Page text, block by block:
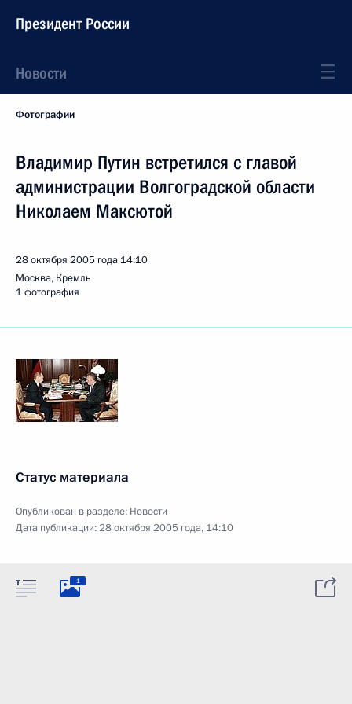
Президент России
Новости
Фотографии
Владимир Путин встретился с главой
администрации Волгоградской области
Николаем Максютой
28 октября 2005 года 14:10
Москва, Кремль
1 фотография
Статус материала
Опубликован в разделе: Новости
Дата публикации:28 октября 2005 года, 14:10
1